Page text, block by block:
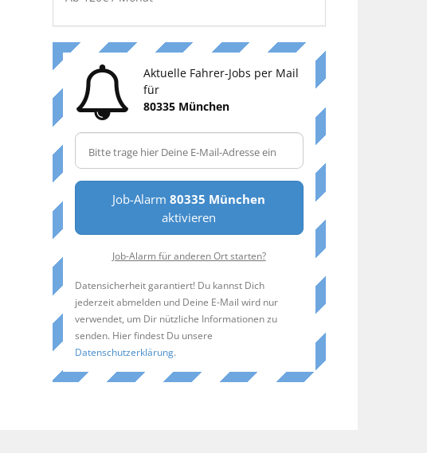
Aktuelle Fahrer-Jobs per Mail
für
80335 München
Job-Alarm80335 München
aktivieren
Job-Alarm für anderen Ort starten?
Datensicherheit garantiert! Du kannst Dich
jederzeit abmelden und Deine E-Mail wird nur
verwendet, um Dir nützliche Informationen zu
senden. Hier findest Du unsere
Datenschutzerklärung.